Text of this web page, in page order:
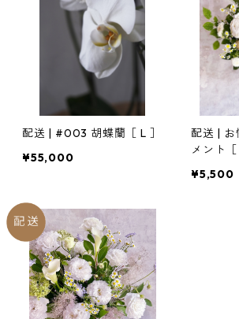
配送 | #003 胡蝶蘭［ L ］
¥55,000
配送 | お
メント［
¥5,500